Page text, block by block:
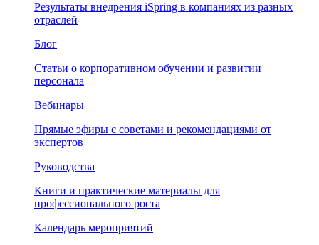
Результаты внедрения iSpring в компаниях из разных
отраслей
Блог
Статьи о корпоративном обучении и развитии
персонала
Вебинары
Прямые эфиры с советами и рекомендациями от
экспертов
Руководства
Книги и практические материалы для
профессионального роста
Календарь мероприятий